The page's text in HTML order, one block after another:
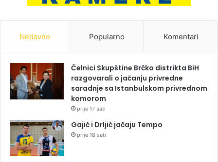
Nedavno Popularno Komentari
Čelnici Skupštine Brčko distrikta BiH
razgovarali o jačanju privredne
saradnje sa Istanbulskom privrednom
komorom
prije 17 sati
Gajić i Drljić jačaju Tempo
prije 18 sati